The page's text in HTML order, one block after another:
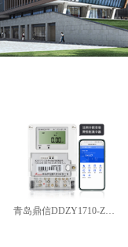
通讯智能电能表
青岛鼎信DDZY1710-Z型